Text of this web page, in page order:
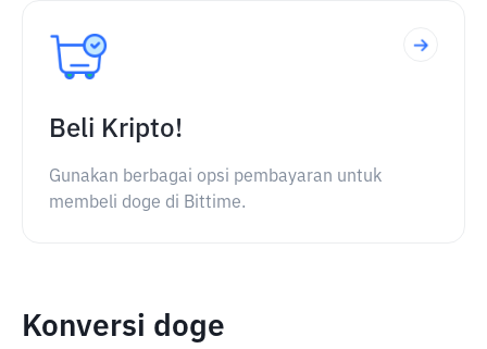
Beli Kripto!
Gunakan berbagai opsi pembayaran untuk
membeli doge di Bittime.
Konversi doge